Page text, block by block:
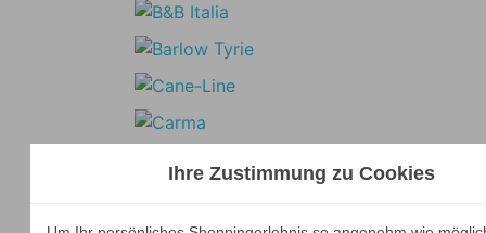
Ihre Zustimmung zu Cookies